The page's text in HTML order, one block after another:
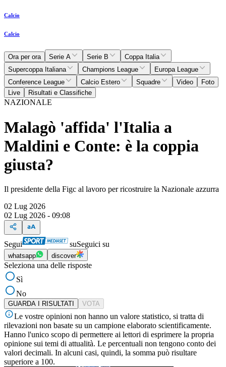
Calcio
Calcio
Ora per ora Serie A Serie B
Coppa Italia
Supercoppa Italiana
Champions League
Europa League
Conference League
Calcio Estero Squadre Video
Foto
Live
Risultati e Classifiche
NAZIONALE
Malagò 'affida' l'Italia a
Maldini e Conte: è la coppia
giusta?
Il presidente della Figc al lavoro per ricostruire la Nazionale azzurra
02 Lug 2026
02 Lug 2026 - 09:08
Segui suSeguici su
whatsapp discover
Seleziona una delle risposte
Sì
No
GUARDA I RISULTATI VOTA
Le vostre opinioni non hanno un valore statistico, si tratta di
rilevazioni non basate su un campione elaborato scientificamente.
Hanno l'unico scopo di permettere ai lettori di esprimere la propria
opinione sui temi di attualità. Le percentuali non tengono conto dei
valori decimali. In alcuni casi, quindi, la somma può risultare
superiore a 100.